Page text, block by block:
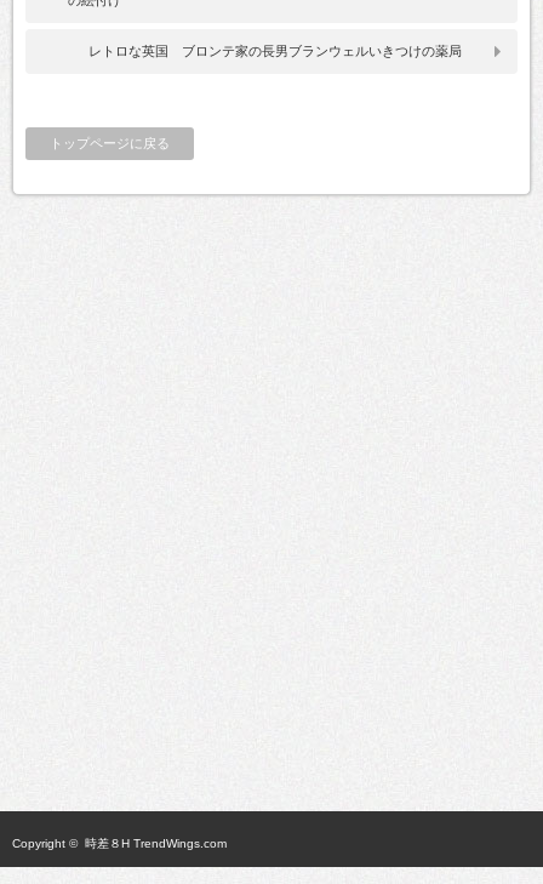
レトロな英国 ブロンテ家の長男ブランウェルいきつけの薬局
トップページに戻る
Copyright © 時差８H TrendWings.com